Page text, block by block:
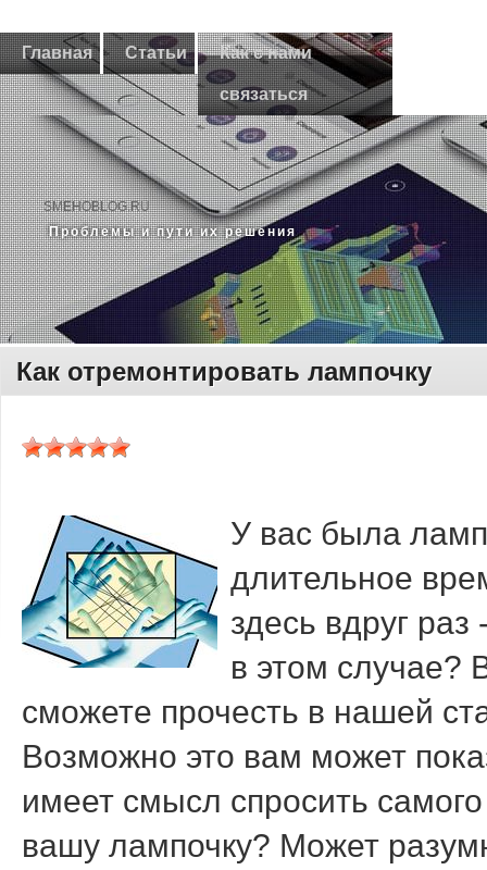
Главная Статьи Как с нами
связаться
SMEHOBLOG.RU
Прοблемы и пути их решения
Как отремонтировать лампочку
У вас была
длительное
здесь вдруг
в этом случае?
сможете прочесть в нашей
Возможно это вам может
имеет смысл спросить
вашу лампочку? Может